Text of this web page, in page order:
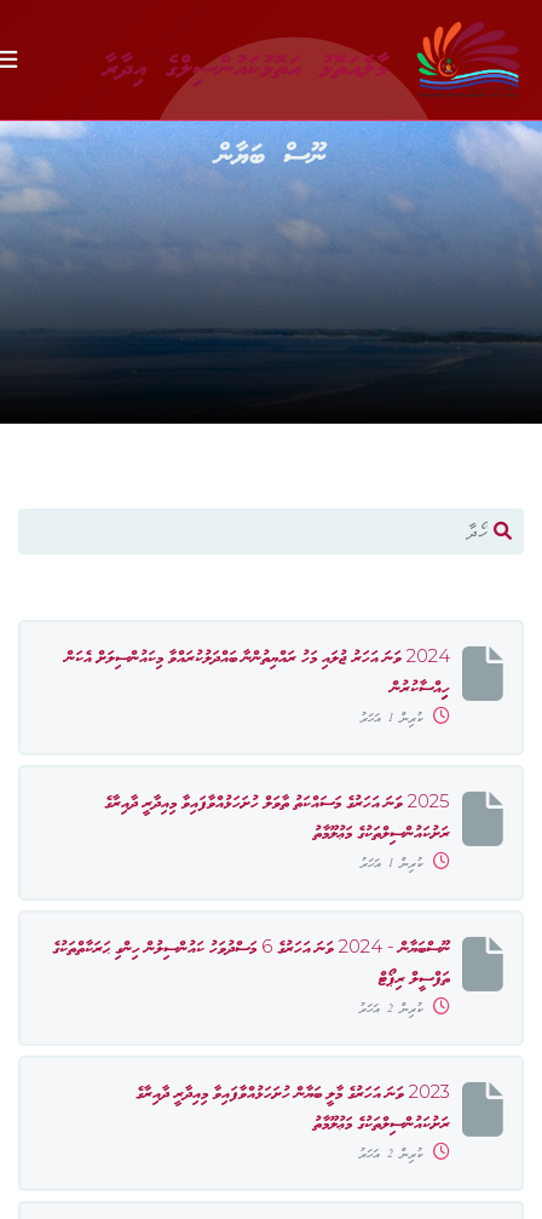
މާލެއަތޮޅު އަތޮޅުކައުންސިލްގެ އިދާރާ
ނޫސް ބަޔާން
2024 ވަނަ އަހަރު ޖުލައި މަހު ރައްޔިތުންނާ ބައްދަލުކުރައްވާ މިކައުންސިލަށް އެކަން
ހިިއްސާކުރުން
ކުރިން 1 އަހަރު
2025 ވަނަ އަހަރުގެ މަސައްކަތު ތާވަލް ހުށަހަޅުއްވާފައިވާ މިއިދާރީ ދާއިރާގެ
ރަށުކައުންސިލްތަކުގެ މަޢުލޫމާތު
ކުރިން 1 އަހަރު
ނޫސްބަޔާން - 2024 ވަނަ އަހަރުގެ 6 މަސްދުވަހު ކައުންސިލުން ހިންގި ޙަރަކާތްތަކުގެ
ތަފްސީލް ރިޕޯޓް
ކުރިން 2 އަހަރު
2023 ވަނަ އަހަރުގެ މާލީ ބަޔާން ހުށަހަޅުއްވާފައިވާ މިއިދާރީ ދާއިރާގެ
ރަށުކައުންސިލްތަކުގެ މަޢުލޫމާތު
ކުރިން 2 އަހަރު